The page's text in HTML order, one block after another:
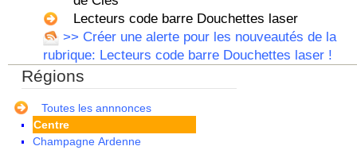
Lecteurs code barre Douchettes laser
>> Créer une alerte pour les nouveautés de la
rubrique: Lecteurs code barre Douchettes laser !
Régions
Toutes les annnonces
Alsace
Aquitaine
Auvergne
Basse Normandie
Bourgogne
Bretagne
Centre
Champagne Ardenne